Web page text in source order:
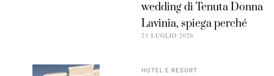
wedding di Tenuta Donna
Lavinia, spiega perché
23 LUGLIO 2026
HOTEL E RESORT